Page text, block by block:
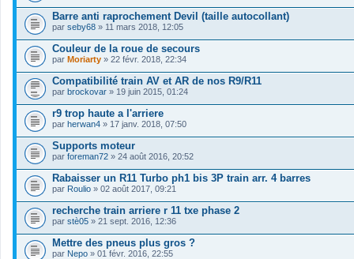
Barre anti raprochement Devil (taille autocollant)
par seby68 » 11 mars 2018, 12:05
Couleur de la roue de secours
par Moriarty » 22 févr. 2018, 22:34
Compatibilité train AV et AR de nos R9/R11
par brockovar » 19 juin 2015, 01:24
r9 trop haute a l'arriere
par herwan4 » 17 janv. 2018, 07:50
Supports moteur
par foreman72 » 24 août 2016, 20:52
Rabaisser un R11 Turbo ph1 bis 3P train arr. 4 barres
par Roulio » 02 août 2017, 09:21
recherche train arriere r 11 txe phase 2
par stè05 » 21 sept. 2016, 12:36
Mettre des pneus plus gros ?
par Nepo » 01 févr. 2016, 22:55